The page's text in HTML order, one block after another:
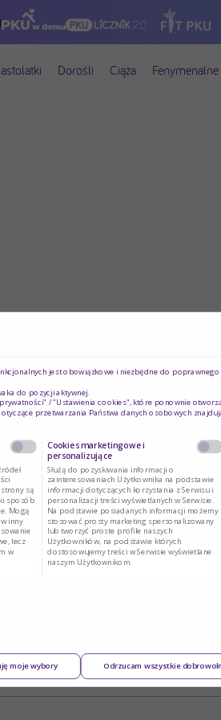
Dorośli Ciąża
jest obowiązkowe i niezbędne do poprawnego
do pozycji aktywnej.
/ "Ustawienia cookies", które ponownie
przetwarzania Państwa danych osobowych
są
sposób
Mogą
inny
lecz
w
Cookies marketingowe i
personalizujące
Służą do pozyskiwania informacji o
zainteresowaniach Użytkownika na podstawie
informacji dotyczących korzystania z Serwisu i
personalizacji treści wyświetlanych w Serwisie.
Na podstawie posiadanych informacji możemy
stosować prosty marketing spersonalizowany
lub tworzyć proste profile naszych
Użytkowników, na podstawie których
dostosowujemy treści w Serwisie wyświetlane
naszym Użytkownikom.
moje wybory Odrzucam wszystkie